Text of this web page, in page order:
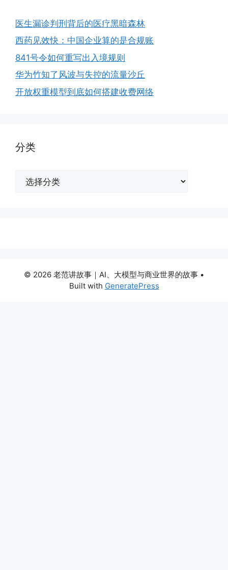
医生漏诊判刑背后的医疗黑暗森林
西药见效快：中国企业算的是合规账
841号令如何重写出入境规则
华为竹知了风波与失控的流量沙丘
开放权重模型到底如何搭建收费网络
分类
© 2026 老范讲故事｜AI、大模型与商业世界的故事 •
Built with GeneratePress